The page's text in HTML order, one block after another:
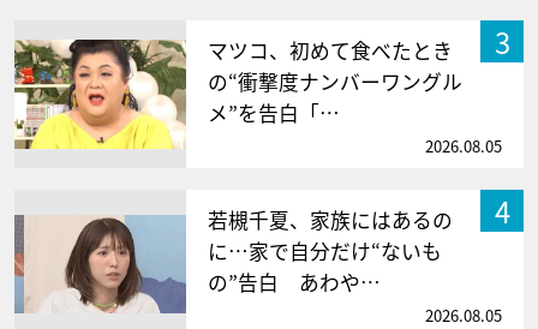
3
マツコ、初めて食べたとき
の“衝撃度ナンバーワングル
メ”を告白「…
2026.08.05
4
若槻千夏、家族にはあるの
に…家で自分だけ“ないも
の”告白 あわや…
2026.08.05